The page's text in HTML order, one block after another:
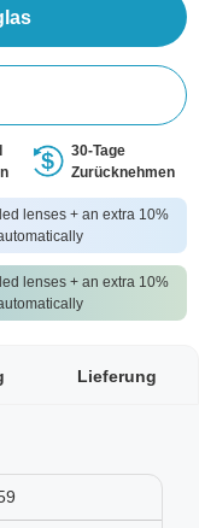
30-Tage
Zurücknehmen
lenses + an extra 10%
lenses + an extra 10%
Lieferung